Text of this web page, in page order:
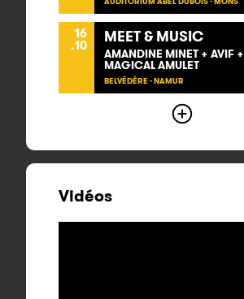
16
.10 MEET & MUSIC
AMANDINE MINET + AVIF +
MAGICAL AMULET
BELVÉDÈRE - NAMUR
Vidéos